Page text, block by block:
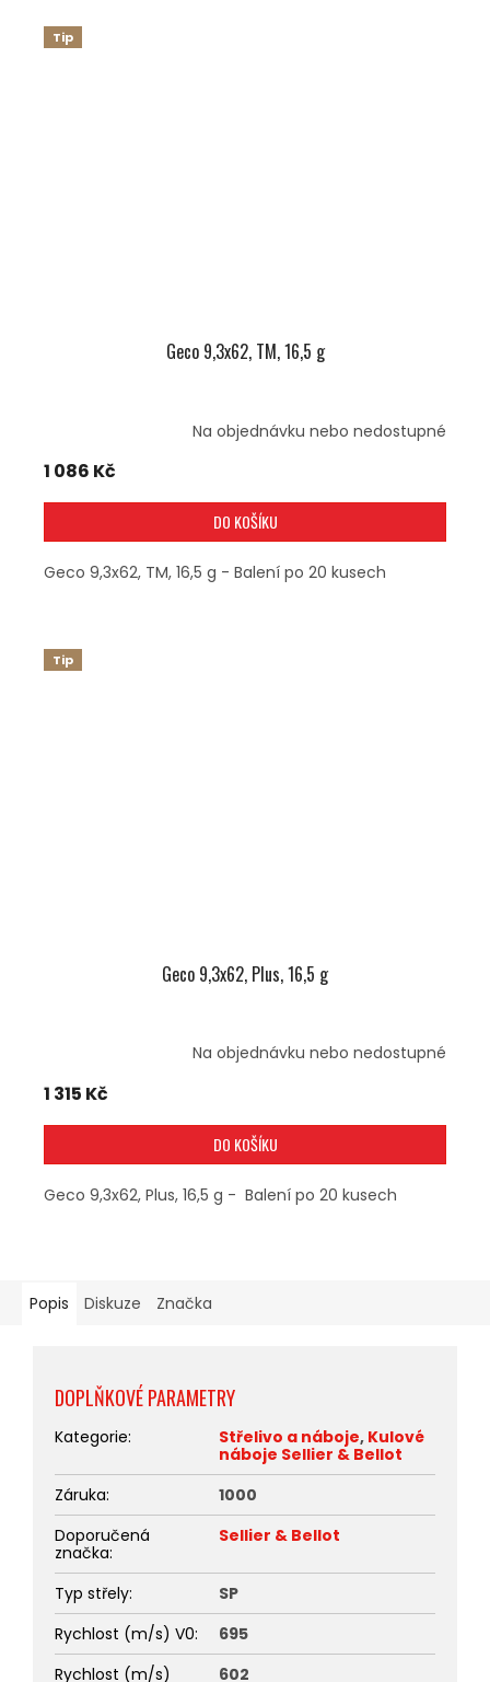
Tip
Geco 9,3x62, TM, 16,5 g
Na objednávku nebo nedostupné
1 086 Kč
DO KOŠÍKU
Geco 9,3x62, TM, 16,5 g - Balení po 20 kusech
Tip
Geco 9,3x62, Plus, 16,5 g
Na objednávku nebo nedostupné
1 315 Kč
DO KOŠÍKU
Geco 9,3x62, Plus, 16,5 g - Balení po 20 kusech
Popis Diskuze Značka
DOPLŇKOVÉ PARAMETRY
Kategorie: Střelivo a náboje, Kulové
náboje Sellier & Bellot
Záruka:
1000
Doporučená
značka:
Sellier & Bellot
Typ střely:
SP
Rychlost (m/s) V0:
695
Rychlost (m/s)
602